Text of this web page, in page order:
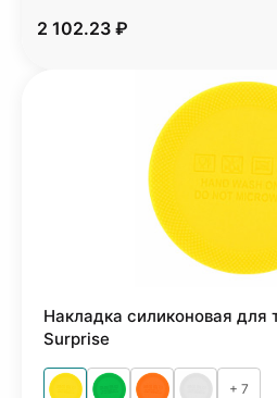
2 102.23 ₽
Накладка силиконовая для
Surprise
+ 7